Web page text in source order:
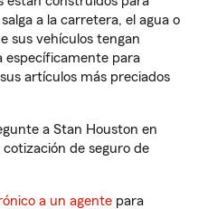
a la carretera, el agua o
sus vehículos tengan
específicamente para
artículos más preciados
a Stan Houston en
de seguro de
a un agente para